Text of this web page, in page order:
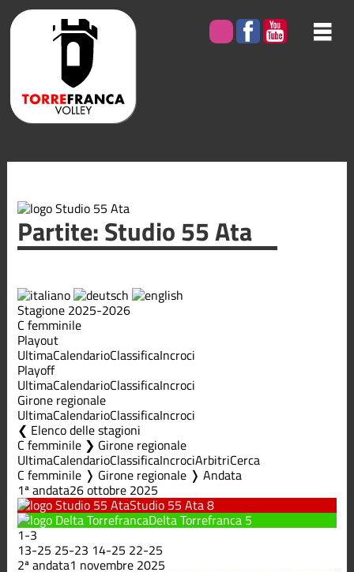
Partite: Studio 55 Ata
Stagione 2025-2026
C femminile
Playout
UltimaCalendarioClassificaIncroci
Playoff
UltimaCalendarioClassificaIncroci
Girone regionale
UltimaCalendarioClassificaIncroci
Elenco delle stagioni
C femminile ❯ Girone regionale
UltimaCalendarioClassificaIncrociArbitriCerca
C femminile ❭ Girone regionale ❭ Andata
1ª andata26 ottobre 2025
Studio 55 Ata8
Delta Torrefranca 5
1-3
13-25 25-23 14-25 22-25
2ª andata1 novembre 2025